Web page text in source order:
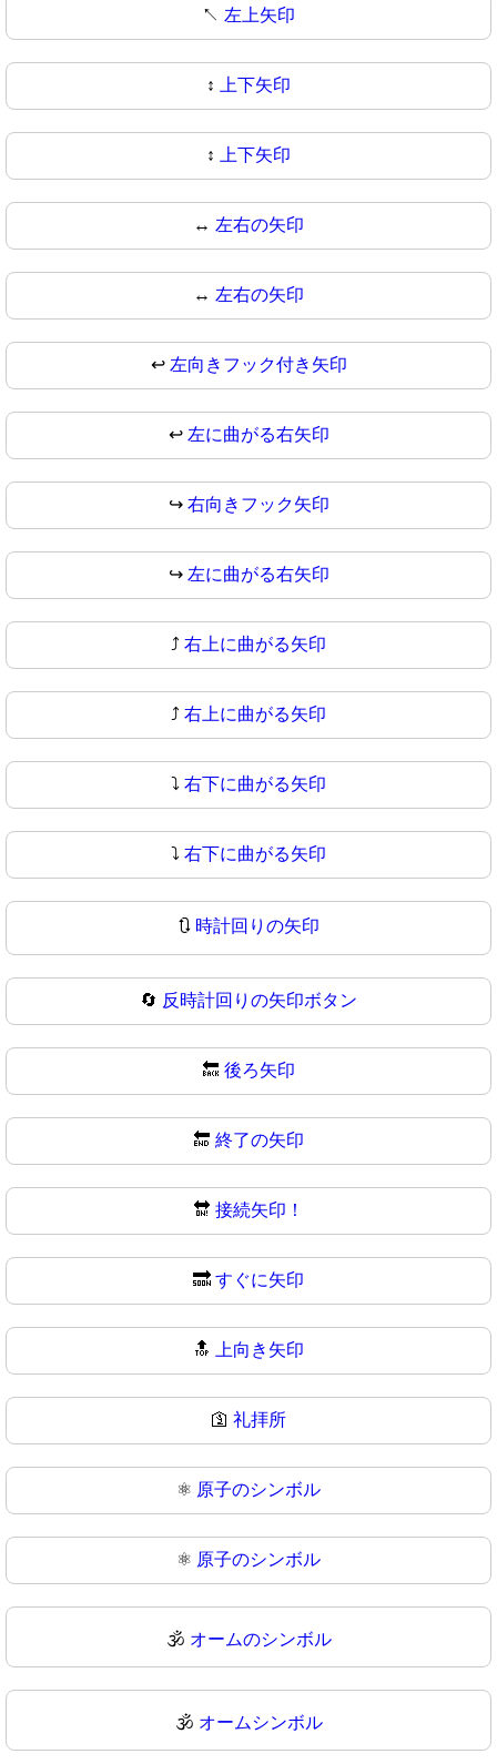
↖ 左上矢印
↕️ 上下矢印
↕ 上下矢印
↔️ 左右の矢印
↔ 左右の矢印
↩️ 左向きフック付き矢印
↩ 左に曲がる右矢印
↪️ 右向きフック矢印
↪ 左に曲がる右矢印
⤴️ 右上に曲がる矢印
⤴ 右上に曲がる矢印
⤵️ 右下に曲がる矢印
⤵ 右下に曲がる矢印
🔃 時計回りの矢印
🔄 反時計回りの矢印ボタン
🔙 後ろ矢印
🔚 終了の矢印
🔛 接続矢印！
🔜 すぐに矢印
🔝 上向き矢印
🛐 礼拝所
⚛️ 原子のシンボル
⚛ 原子のシンボル
🕉️ オームのシンボル
🕉 オームシンボル